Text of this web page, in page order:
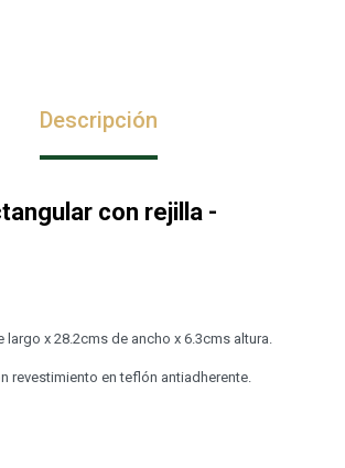
Descripción
con rejilla -
x 28.2cms de ancho x 6.3cms altura.
revestimiento en teflón antiadherente.